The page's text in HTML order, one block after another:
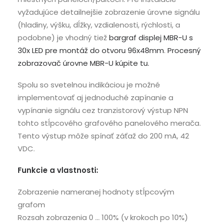
vyžadujúce detailnejšie zobrazenie úrovne signálu
(hladiny, výšku, dĺžky, vzdialenosti, rýchlosti, a
podobne) je vhodný tiežbargraf displej MBR-U s
30x LED pre montáž do otvoru 96x48mm. Procesný
zobrazovač úrovne MBR-U kúpite tu.
Spolu so svetelnou indikáciou je možné
implementovať aj jednoduché zapínanie a
vypínanie signálu cez tranzistorový výstup NPN
tohto stĺpcového grafového panelového merača.
Tento výstup môže spínať záťaž do 200 mA, 42
VDC.
Funkcie a vlastnosti:
Zobrazenie nameranej hodnoty stĺpcovým
grafom
Rozsah zobrazenia 0 … 100% (v krokoch po 10%)